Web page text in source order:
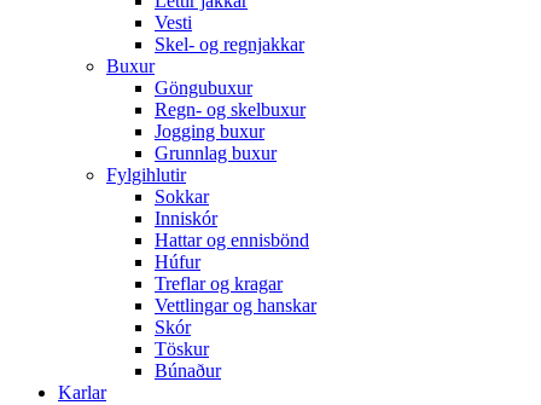
Vesti
Skel- og regnjakkar
Buxur
Göngubuxur
Regn- og skelbuxur
Jogging buxur
Grunnlag buxur
Fylgihlutir
Sokkar
Inniskór
Hattar og ennisbönd
Húfur
Treflar og kragar
Vettlingar og hanskar
Skór
Töskur
Búnaður
Karlar